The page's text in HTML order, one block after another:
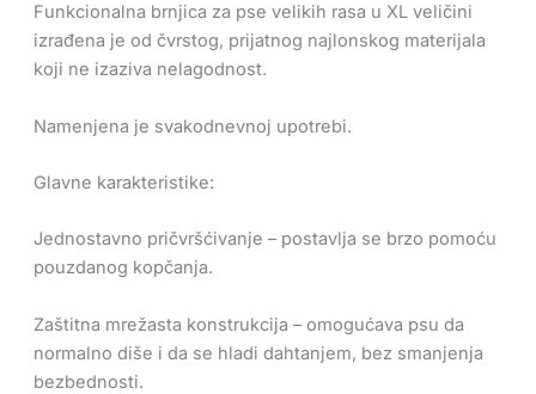
Funkcionalna brnjica za pse velikih rasa u XL veličini
izrađena je od čvrstog, prijatnog najlonskog materijala
koji ne izaziva nelagodnost.
Namenjena je svakodnevnoj upotrebi.
Glavne karakteristike:
Jednostavno pričvršćivanje – postavlja se brzo pomoću
pouzdanog kopčanja.
Zaštitna mrežasta konstrukcija – omogućava psu da
normalno diše i da se hladi dahtanjem, bez smanjenja
bezbednosti.